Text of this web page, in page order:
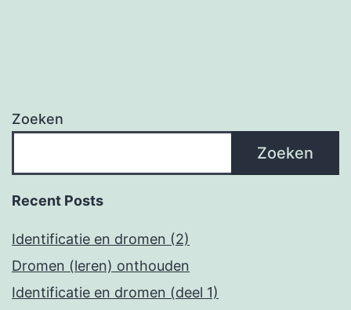
Zoeken
Zoeken
Recent Posts
Identificatie en dromen (2)
Dromen (leren) onthouden
Identificatie en dromen (deel 1)